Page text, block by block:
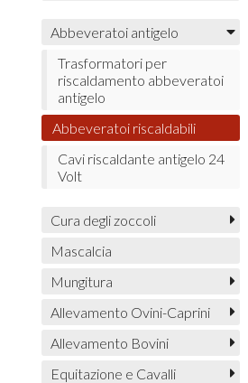
Abbeveratoi antigelo
Trasformatori per
riscaldamento abbeveratoi
antigelo
Abbeveratoi riscaldabili
Cavi riscaldante antigelo 24
Volt
Cura degli zoccoli
Mascalcia
Mungitura
Allevamento Ovini-Caprini
Allevamento Bovini
Equitazione e Cavalli